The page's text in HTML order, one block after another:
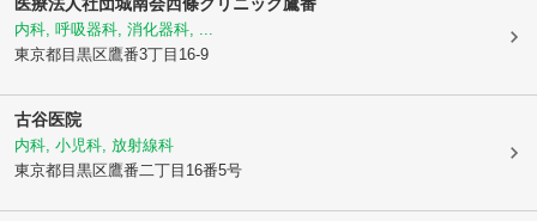
内科, 呼吸器科, 消化器科, ...
東京都目黒区鷹番3丁目16-9
古谷医院
内科, 小児科, 放射線科
東京都目黒区鷹番二丁目16番5号